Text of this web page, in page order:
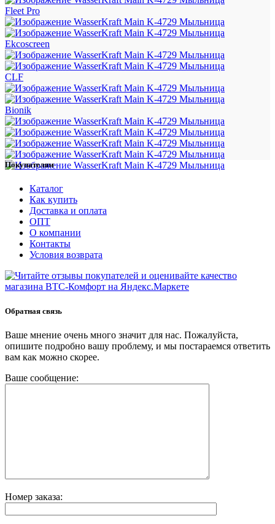
Fleet Pro
Ekcoscreen
CLF
Bionik
Покупателям
Каталог
Как купить
Доставка и оплата
ОПТ
О компании
Контакты
Условия возврата
Обратная связь
Ваше мнение очень много значит для нас. Пожалуйста,
опишите подробно вашу проблему, и мы постараемся ответить
вам как можно скорее.
Ваше сообщение:
Номер заказа: